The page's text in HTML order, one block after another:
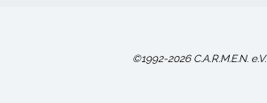
©1992-2026 C.A.R.M.E.N. e.V.